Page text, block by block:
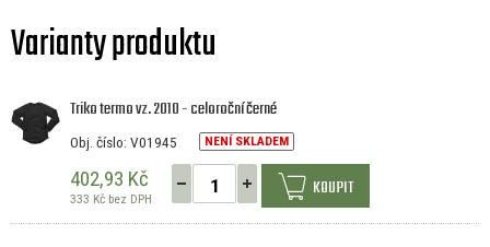
Varianty produktu
Triko termo vz. 2010 - celoroční černé
Obj. číslo: V01945 NENÍ SKLADEM
402,93 Kč
333 Kč bez DPH KOUPIT